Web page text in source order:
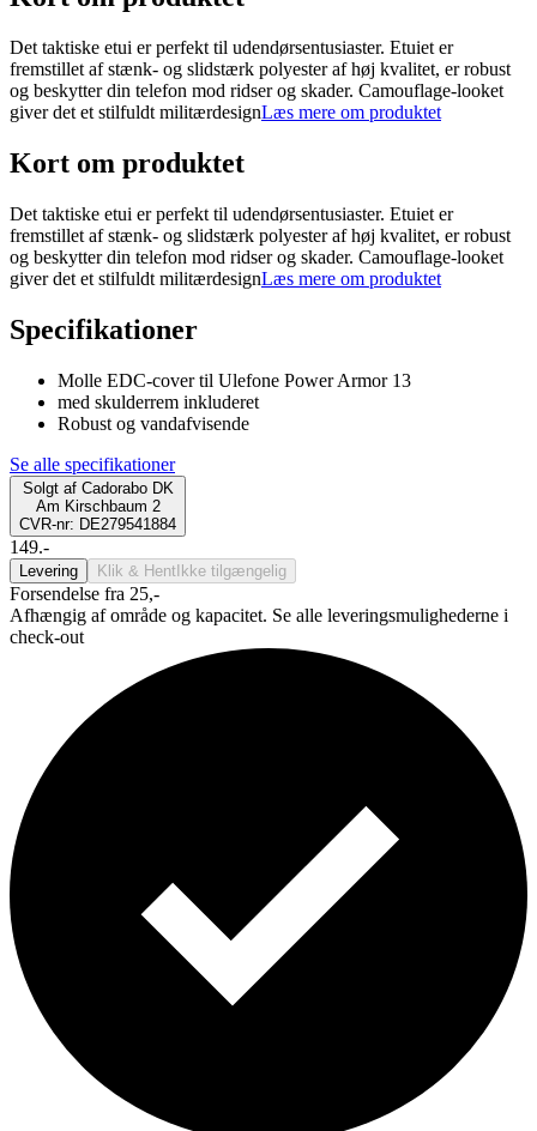
Det taktiske etui er perfekt til udendørsentusiaster. Etuiet er
fremstillet af stænk- og slidstærk polyester af høj kvalitet, er robust
og beskytter din telefon mod ridser og skader. Camouflage-looket
giver det et stilfuldt militærdesignLæs mere om produktet
Kort om produktet
Det taktiske etui er perfekt til udendørsentusiaster. Etuiet er
fremstillet af stænk- og slidstærk polyester af høj kvalitet, er robust
og beskytter din telefon mod ridser og skader. Camouflage-looket
giver det et stilfuldt militærdesignLæs mere om produktet
Specifikationer
Molle EDC-cover til Ulefone Power Armor 13
med skulderrem inkluderet
Robust og vandafvisende
Se alle specifikationer
Solgt af Cadorabo DK
Am Kirschbaum 2
CVR-nr: DE279541884
149.-
Levering Klik & Hent Ikke tilgængelig
Forsendelse fra 25,-
Afhængig af område og kapacitet. Se alle leveringsmulighederne i
check-out